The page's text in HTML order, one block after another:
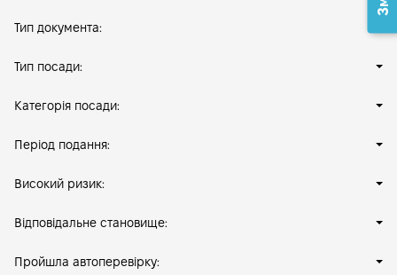
Тип документа:
Тип посади:
Категорія посади:
Період подання:
Високий ризик:
Відповідальне становище:
Пройшла автоперевірку: